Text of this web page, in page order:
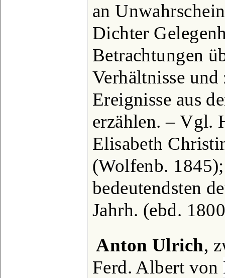
an
Dichter
Betrachtungen
Verhältnisse
Ereignisse aus
erzählen. – Vgl.
Elisabeth
(Wolfenb.
bedeutendsten
Jahrh. (ebd.
Anton Ulrich,
Ferd. Albert von